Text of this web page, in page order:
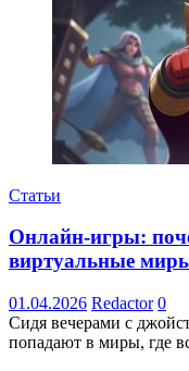
Статьи
Онлайн-игры:
виртуальные
01.04.2026 Redactor 0
Сидя вечерами с
попадают в миры, где